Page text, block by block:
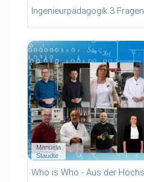
Ingenieurpädagogik 3 Fragen
01:33 duration
Manuela
Staudte
01:14 duration